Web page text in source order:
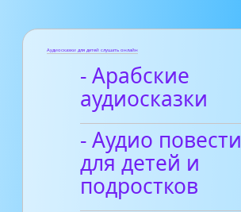
Аудиосказки для детей слушать онлайн
- Арабские
аудиосказки
- Аудио повести
для детей и
подростков